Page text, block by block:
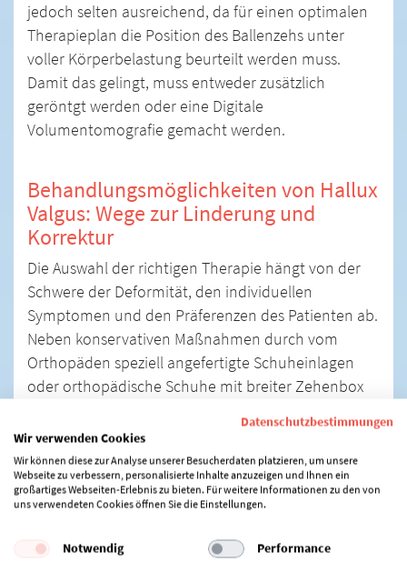
jedoch selten ausreichend, da für einen optimalen
Therapieplan die Position des Ballenzehs unter
voller Körperbelastung beurteilt werden muss.
Damit das gelingt, muss entweder zusätzlich
geröntgt werden oder eine Digitale
Volumentomografie gemacht werden.
Behandlungsmöglichkeiten von Hallux
Valgus: Wege zur Linderung und
Korrektur
Die Auswahl der richtigen Therapie hängt von der
Schwere der Deformität, den individuellen
Symptomen und den Präferenzen des Patienten ab.
Neben konservativen Maßnahmen durch vom
Orthopäden speziell angefertigte Schuheinlagen
oder orthopädische Schuhe mit breiter Zehenbox
werden können:
Physiotherapie:Mittels gezielter Übungen kann
sie dazu beitragen, die Muskulatur im Fuß zu
verbessern. Dies kann die Belastung auf das
Datenschutzbestimmungen
Wir verwenden Cookies
Wir können diese zur Analyse unserer Besucherdaten platzieren, um unsere
Webseite zu verbessern, personalisierte Inhalte anzuzeigen und Ihnen ein
großartiges Webseiten-Erlebnis zu bieten. Für weitere Informationen zu den von
uns verwendeten Cookies öffnen Sie die Einstellungen.
Notwendig
Performance